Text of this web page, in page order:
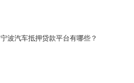
宁波汽车抵押贷款平台有哪些？